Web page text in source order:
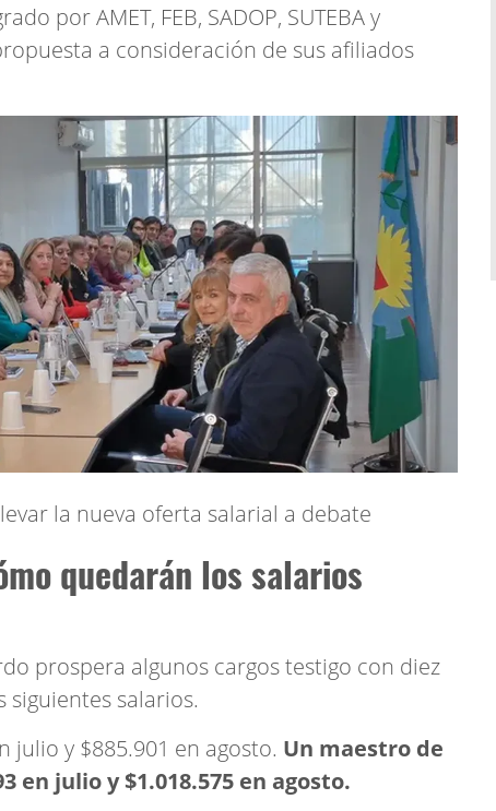
por AMET, FEB, SADOP, SUTEBA y
a consideración de sus afiliados
la nueva oferta salarial a debate
quedarán los salarios
prospera algunos cargos testigo con diez
salarios.
julio y $885.901 en agosto. Un maestro de
en julio y $1.018.575 en agosto.